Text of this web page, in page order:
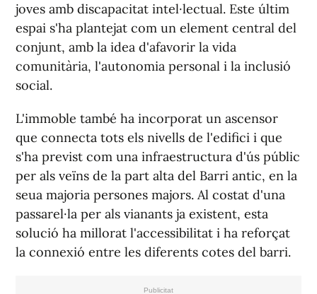
joves amb discapacitat intel·lectual. Este últim
espai s'ha plantejat com un element central del
conjunt, amb la idea d'afavorir la vida
comunitària, l'autonomia personal i la inclusió
social.
L'immoble també ha incorporat un ascensor
que connecta tots els nivells de l'edifici i que
s'ha previst com una infraestructura d'ús públic
per als veïns de la part alta del Barri antic, en la
seua majoria persones majors. Al costat d'una
passarel·la per als vianants ja existent, esta
solució ha millorat l'accessibilitat i ha reforçat
la connexió entre les diferents cotes del barri.